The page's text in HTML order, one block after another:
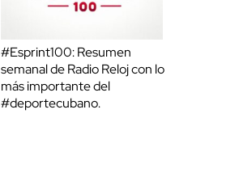
#Esprint100: Resumen
semanal de Radio Reloj con lo
más importante del
#deportecubano.